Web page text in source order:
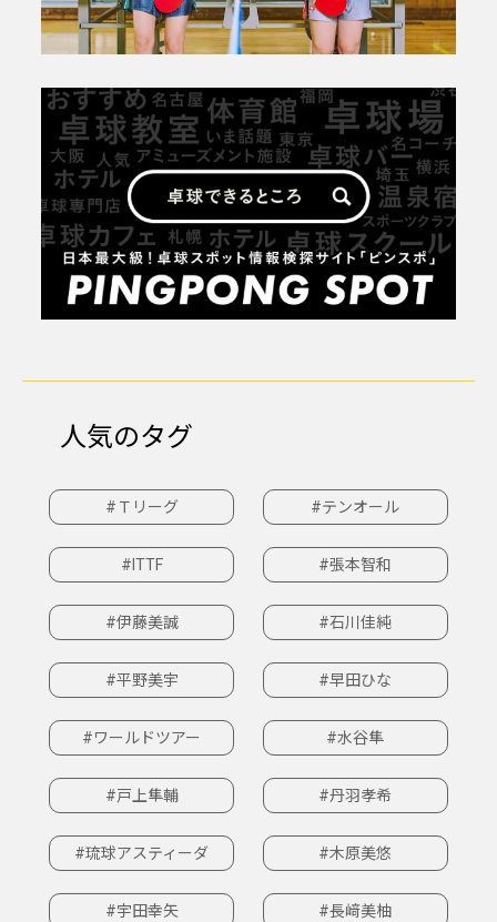
人気のタグ
#Ｔリーグ #テンオール
#ITTF #張本智和
#伊藤美誠 #石川佳純
#平野美宇 #早田ひな
#ワールドツアー #水谷隼
#戸上隼輔 #丹羽孝希
#琉球アスティーダ #木原美悠
#宇田幸矢 #長﨑美柚